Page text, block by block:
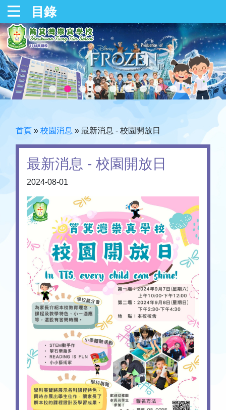
目錄
首頁 » 校園消息 » 最新消息 - 校園開放日
最新消息 - 校園開放日
2024-08-01